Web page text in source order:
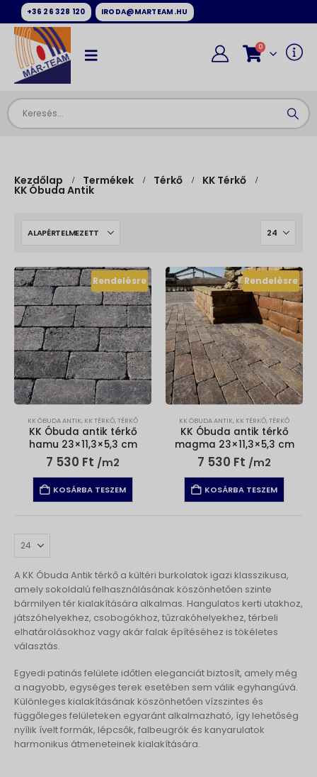
+36 26 328 120 IRODA@MARTEAM.HU
0
Kezdőlap Termékek Térkő KK Térkő
KK Óbuda Antik
Rendelésre
KK ÓBUDA ANTIK, KK TÉRKŐ, TÉRKŐ
KK Óbuda antik térkő
hamu 23×11,3×5,3 cm
7 530 Ft /m2
KOSÁRBA TESZEM
Rendelésre
KK ÓBUDA ANTIK, KK TÉRKŐ, TÉRKŐ
KK Óbuda antik térkő
magma 23×11,3×5,3 cm
7 530 Ft /m2
KOSÁRBA TESZEM
A KK Óbuda Antik térkő a kültéri burkolatok igazi klasszikusa,
amely sokoldalú felhasználásának köszönhetően szinte
bármilyen tér kialakítására alkalmas. Hangulatos kerti utakhoz,
játszóhelyekhez, csobogókhoz, tűzrakóhelyekhez, térbeli
elhatárolásokhoz vagy akár falak építéséhez is tökéletes
választás.
Egyedi patinás felülete időtlen eleganciát biztosít, amely még
a nagyobb, egységes terek esetében sem válik egyhangúvá.
Különleges kialakításának köszönhetően vízszintes és
függőleges felületeken egyaránt alkalmazható, így lehetőség
nyílik ívelt formák, lépcsők, falbeugrók és kanyarulatok
harmonikus átmeneteinek kialakítására.